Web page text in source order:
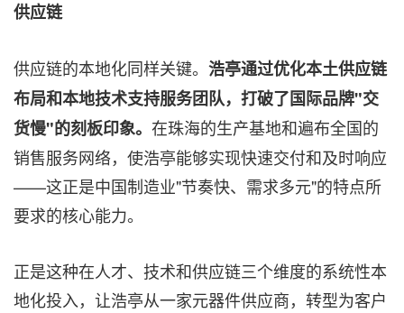
供应链
供应链的本地化同样关键。 浩亭通过优化本土供应链
布局和本地技术支持服务团队，打破了国际品牌"交
货慢"的刻板印象。 在珠海的生产基地和遍布全国的
销售服务网络，使浩亭能够实现快速交付和及时响应
——这正是中国制造业"节奏快、需求多元"的特点所
要求的核心能力。
正是这种在人才、技术和供应链三个维度的系统性本
地化投入，让浩亭从一家元器件供应商，转型为客户